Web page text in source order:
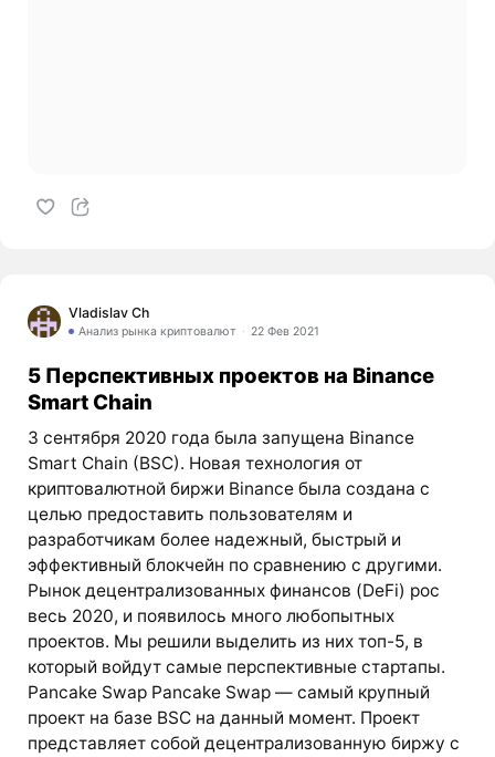
Vladislav Ch
Анализ рынка криптовалют 22 Фев 2021
5 Перспективных проектов на Binance
Smart Chain
3 сентября 2020 года была запущена Binance
Smart Chain (BSC). Новая технология от
криптовалютной биржи Binance была создана с
целью предоставить пользователям и
разработчикам более надежный, быстрый и
эффективный блокчейн по сравнению с другими.
Рынок децентрализованных финансов (DeFi) рос
весь 2020, и появилось много любопытных
проектов. Мы решили выделить из них топ-5, в
который войдут самые перспективные стартапы.
Pancake Swap Pancake Swap — самый крупный
проект на базе BSC на данный момент. Проект
представляет собой децентрализованную биржу с